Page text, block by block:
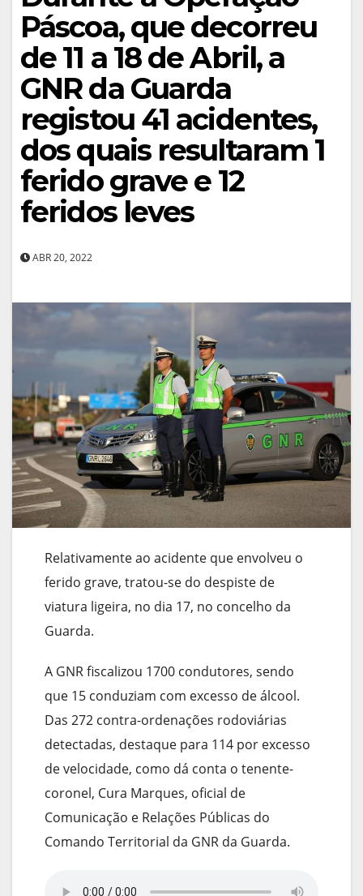
Páscoa, que decorreu
de 11 a 18 de Abril, a
GNR da Guarda
registou 41 acidentes,
dos quais resultaram 1
ferido grave e 12
feridos leves
ABR 20, 2022
Relativamente ao acidente que envolveu o
ferido grave, tratou-se do despiste de
viatura ligeira, no dia 17, no concelho da
Guarda.
A GNR fiscalizou 1700 condutores, sendo
que 15 conduziam com excesso de álcool.
Das 272 contra-ordenações rodoviárias
detectadas, destaque para 114 por excesso
de velocidade, como dá conta o tenente-
coronel, Cura Marques, oficial de
Comunicação e Relações Públicas do
Comando Territorial da GNR da Guarda.